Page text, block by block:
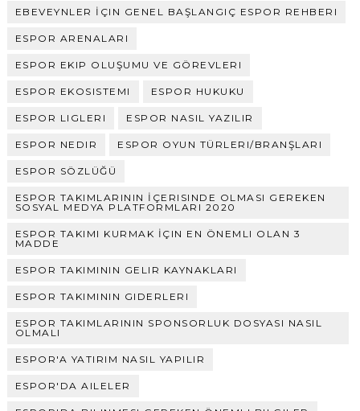
EBEVEYNLER İÇIN GENEL BAŞLANGIÇ ESPOR REHBERI
ESPOR ARENALARI
ESPOR EKIP OLUŞUMU VE GÖREVLERI
ESPOR EKOSISTEMI ESPOR HUKUKU
ESPOR LIGLERI ESPOR NASIL YAZILIR
ESPOR NEDIR ESPOR OYUN TÜRLERI/BRANŞLARI
ESPOR SÖZLÜĞÜ
ESPOR TAKIMLARININ İÇERISINDE OLMASI GEREKEN
SOSYAL MEDYA PLATFORMLARI 2020
ESPOR TAKIMI KURMAK İÇIN EN ÖNEMLI OLAN 3
MADDE
ESPOR TAKIMININ GELIR KAYNAKLARI
ESPOR TAKIMININ GIDERLERI
ESPOR TAKIMLARININ SPONSORLUK DOSYASI NASIL
OLMALI
ESPOR'A YATIRIM NASIL YAPILIR
ESPOR'DA AILELER